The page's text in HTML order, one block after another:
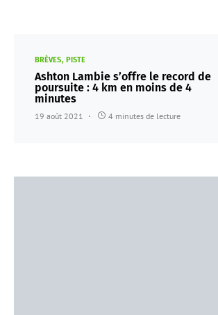
BRÈVES PISTE
Ashton Lambie s’offre le record de
poursuite : 4 km en moins de 4
minutes
19 août 2021 4 minutes de lecture